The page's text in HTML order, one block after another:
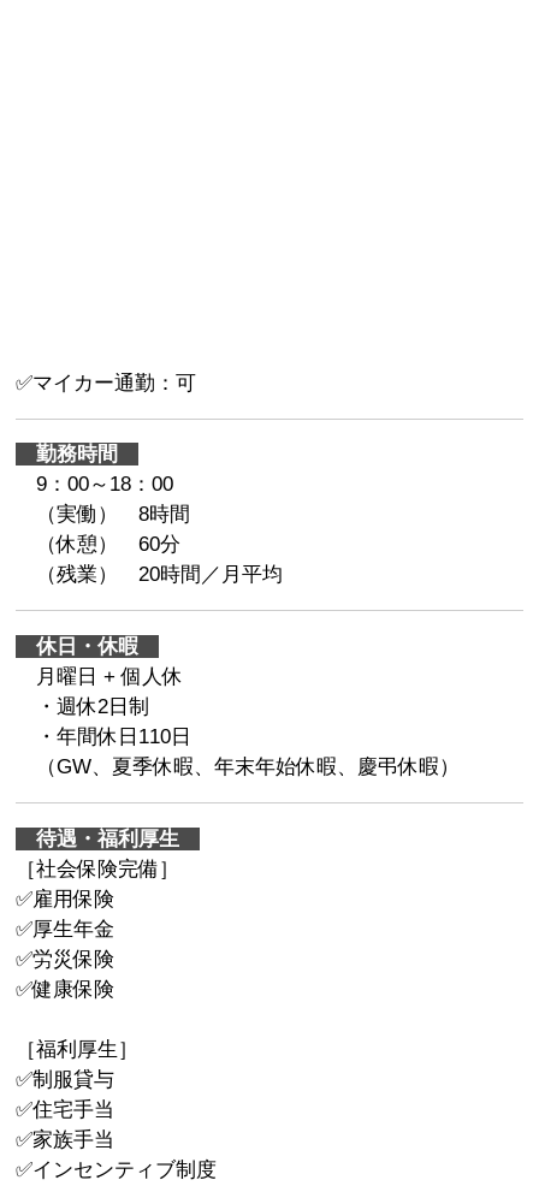
✅マイカー通勤：可
勤務時間
9：00～18：00
（実働） 8時間
（休憩） 60分
（残業） 20時間／月平均
休日・休暇
月曜日 + 個人休
・週休2日制
・年間休日110日
（GW、夏季休暇、年末年始休暇、慶弔休暇）
待遇・福利厚生
［社会保険完備］
✅雇用保険
✅厚生年金
✅労災保険
✅健康保険
［福利厚生］
✅制服貸与
✅住宅手当
✅家族手当
✅インセンティブ制度